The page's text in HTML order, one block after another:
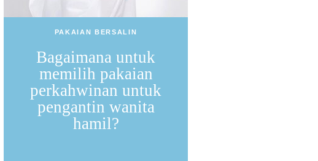
PAKAIAN BERSALIN
Bagaimana untuk
memilih pakaian
perkahwinan untuk
pengantin wanita
hamil?